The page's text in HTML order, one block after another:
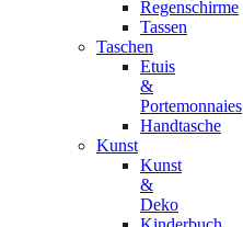
Regenschirme
Tassen
Taschen
Etuis
&
Portemonnaies
Handtasche
Kunst
Kunst
&
Deko